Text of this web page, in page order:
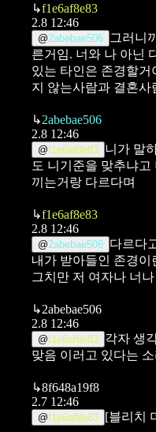
↳f1e6af8e83
2.8 12:46
@2abebae506
그러니
른거임. 너와 나 아닌
있는 타인은 존경할
지 않는사람과 결혼사
↳2abebae506
2.8 12:46
@f1e6af8e83 니가 말
도 니기준을 맞추냐고
끼는거랑 다르다며
↳f1e6af8e83
2.8 12:46
@2abebae506 다르다
내가 받아들인 존경이
그치만 저 여자나 너
↳2abebae506
2.8 12:46
@f1e6af8e83 각자 생
맞음 이러고 있다는
↳8f648a19f8
2.7 12:46
@f1e6af8e83 [블리치